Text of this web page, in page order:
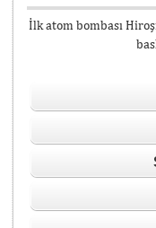
İlk atom bombası